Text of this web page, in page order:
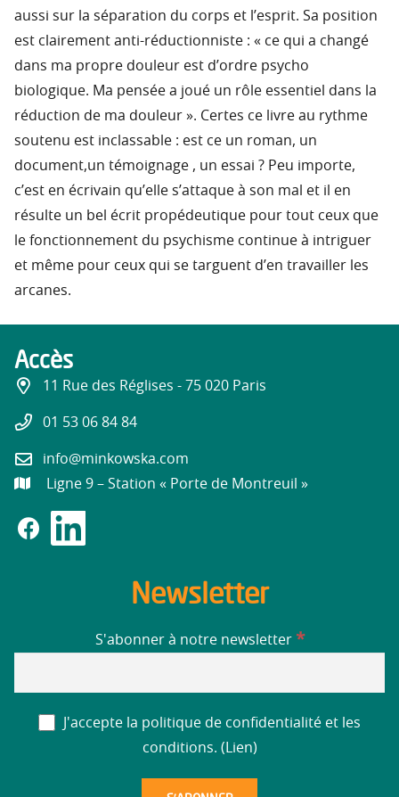
aussi sur la séparation du corps et l’esprit. Sa position
est clairement anti-réductionniste : « ce qui a changé
dans ma propre douleur est d’ordre psycho
biologique. Ma pensée a joué un rôle essentiel dans la
réduction de ma douleur ». Certes ce livre au rythme
soutenu est inclassable : est ce un roman, un
document,un témoignage , un essai ? Peu importe,
c’est en écrivain qu’elle s’attaque à son mal et il en
résulte un bel écrit propédeutique pour tout ceux que
le fonctionnement du psychisme continue à intriguer
et même pour ceux qui se targuent d’en travailler les
arcanes.
Accès
11 Rue des Réglises - 75 020 Paris
01 53 06 84 84
info@minkowska.com
Ligne 9 – Station « Porte de Montreuil »
Newsletter
S'abonner à notre newsletter *
J'accepte la politique de confidentialité et les
conditions. ( Lien)